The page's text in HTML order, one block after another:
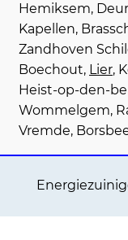
Hemiksem,
Kapellen,
Zandhoven
Boechout, Lier,
Heist-op-den-
Wommelgem,
Vremde,